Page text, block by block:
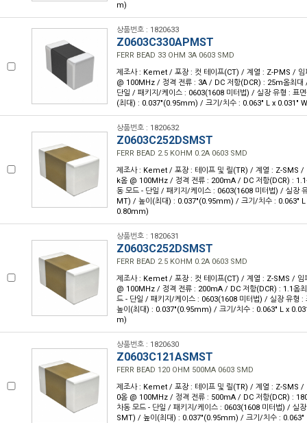
m)
상품번호 : 1820633
Z0603C330APMST
FERR BEAD 33 OHM 3A 0603 SMD
제조사 : Kemet / 포장 : 컷 테이프(CT) / 계열 : Z-PMS / 임
@ 100MHz / 정격 전류 : 3A / DC 저항(DCR) : 25m옴최대
단일 / 패키지/케이스 : 0603(1608 미터법) / 실장 유형 : 표
(최대) : 0.037"(0.95mm) / 크기/치수 : 0.063" L x 0.031"
상품번호 : 1820632
Z0603C252DSMST
FERR BEAD 2.5 KOHM 0.2A 0603 SMD
제조사 : Kemet / 포장 : 테이프 및 릴(TR) / 계열 : Z-SMS /
k옴 @ 100MHz / 정격 전류 : 200mA / DC 저항(DCR) : 1.1
동 모드 - 단일 / 패키지/케이스 : 0603(1608 미터법) / 실장
MT) / 높이(최대) : 0.037"(0.95mm) / 크기/치수 : 0.063"
0.80mm)
상품번호 : 1820631
Z0603C252DSMST
FERR BEAD 2.5 KOHM 0.2A 0603 SMD
제조사 : Kemet / 포장 : 컷 테이프(CT) / 계열 : Z-SMS / 임
@ 100MHz / 정격 전류 : 200mA / DC 저항(DCR) : 1.1옴
드 - 단일 / 패키지/케이스 : 0603(1608 미터법) / 실장 유형
높이(최대) : 0.037"(0.95mm) / 크기/치수 : 0.063" L x
m)
상품번호 : 1820630
Z0603C121ASMST
FERR BEAD 120 OHM 500MA 0603 SMD
제조사 : Kemet / 포장 : 테이프 및 릴(TR) / 계열 : Z-SMS /
0옴 @ 100MHz / 정격 전류 : 500mA / DC 저항(DCR) :
차동 모드 - 단일 / 패키지/케이스 : 0603(1608 미터법) / 실
SMT) / 높이(최대) : 0.037"(0.95mm) / 크기/치수 :